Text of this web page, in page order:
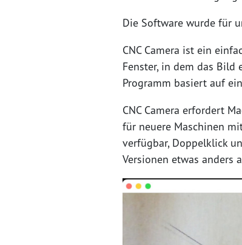
Die Software wurde für
CNC Camera ist ein
Fenster, in dem das Bild
Programm basiert auf
CNC Camera erfordert
für neuere Maschinen
verfügbar, Doppelklick
Versionen etwas anders